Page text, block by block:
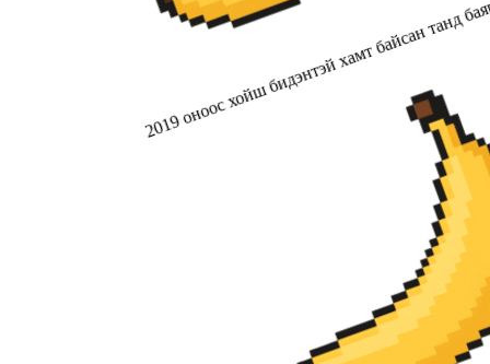
2019 оноос хойш бидэнтэй хамт байсан